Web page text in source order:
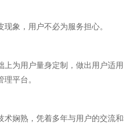
象，用户不必为服务担心。
上为用户量身定制，做出用户适
平台。
术娴熟，凭着多年与用户的交流